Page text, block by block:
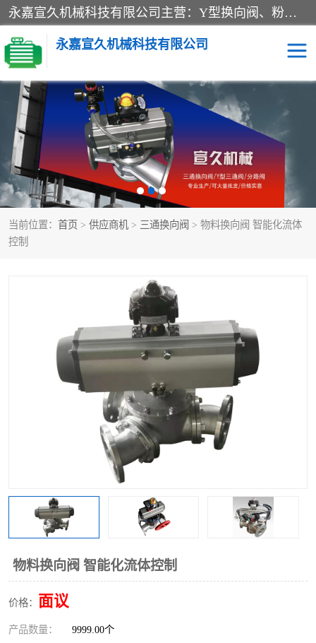
永嘉宣久机械科技有限公司主营：Y型换向阀、粉体换向阀、板式换向阀、三通换向阀、三通换向器、三通分路阀、管路换向阀等产品及服务。
永嘉宣久机械科技有限公司
当前位置： 首页 > 供应商机 > 三通换向阀 > 物料换向阀 智能化流体
控制
物料换向阀 智能化流体控制
价格： 面议
产品数量： 9999.00个
换向阀 Y型换向阀
板式换向阀 粉料换向阀
粉体换向阀 管道换向阀
管路换向阀 三通换向阀
粉体三通阀
气动三通阀 不锈钢三通阀
Y型转向阀 翻板转向阀
Y型球阀
气动球阀
粉体分路阀
管道换向器